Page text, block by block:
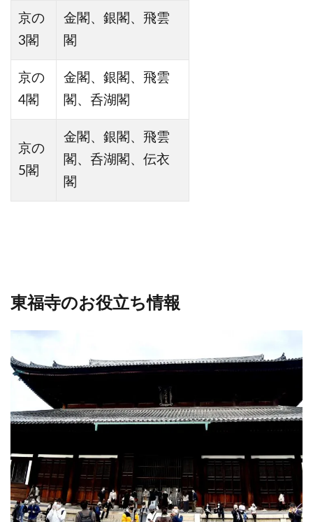
京の
3閣
金閣、銀閣、飛雲
閣
京の
4閣
金閣、銀閣、飛雲
閣、呑湖閣
京の
5閣
金閣、銀閣、飛雲
閣、呑湖閣、伝衣
閣
東福寺のお役立ち情報